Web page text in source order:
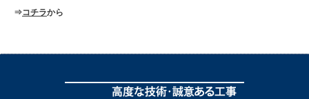
⇒コチラから